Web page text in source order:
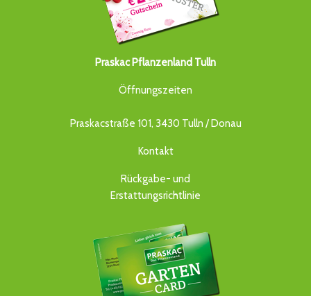
Praskac Pflanzenland Tulln
Öffnungszeiten
Praskacstraße 101, 3430 Tulln / Donau
Kontakt
Rückgabe- und
Erstattungsrichtlinie